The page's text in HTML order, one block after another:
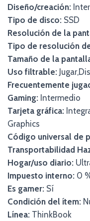
Diseño/creación:
Tipo de disco: SSD
Resolución de la
Tipo de resolución
Tamaño de la
Uso filtrable:
Frecuentemente
Gaming: Intermedio
Tarjeta gráfica:
Graphics
Código universal de
Transportabilidad
Hogar/uso diario:
Impuesto interno: 0
Es gamer: Sí
Condición del ítem:
Línea: ThinkBook